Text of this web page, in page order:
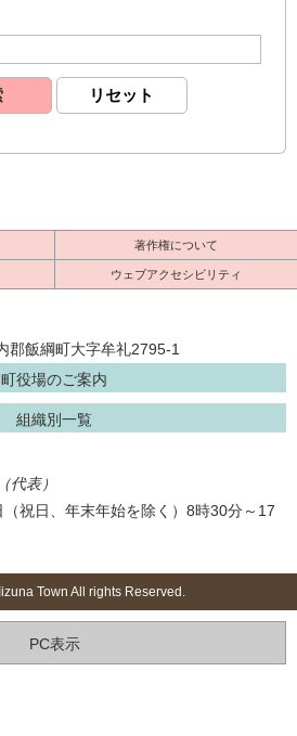
著作権について
ウェブアクセシビリティ
飯綱町大字牟礼2795-1
町役場のご案内
組織別一覧
代表）
祝日、年末年始を除く）8時30分～17
Town All rights Reserved.
PC表示